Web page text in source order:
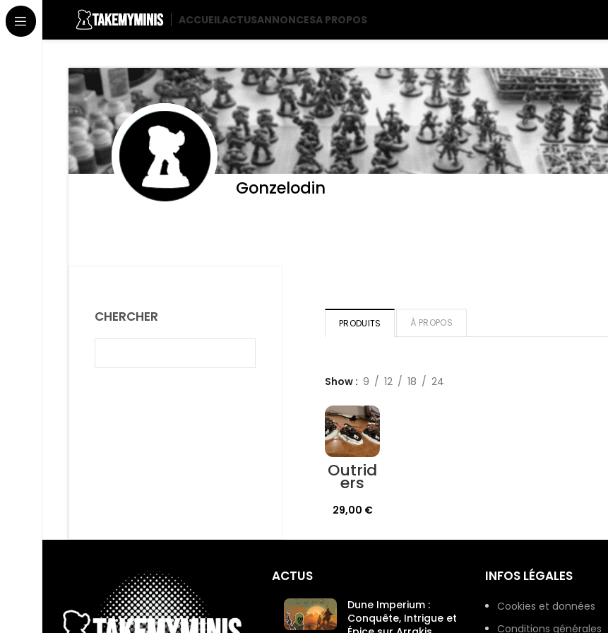
ACCUEILACTUSANNONCESA PROPOS
Gonzelodin
PRODUITS À PROPOS
Show 9 12 18 24
Outrid
ers
black
templ
ars
29,00 €
CHERCHER
ACTUS
Dune Imperium :
Conquête, Intrigue et
INFOS LÉGALES
Cookies et données
Conditions générales